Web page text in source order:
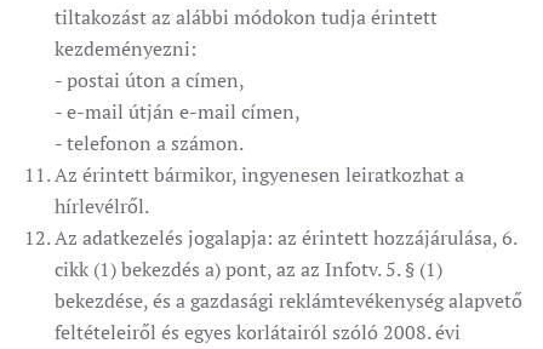
tiltakozást az alábbi módokon tudja érintett
kezdeményezni:
- postai úton a címen,
- e-mail útján e-mail címen,
- telefonon a számon.
Az érintett bármikor, ingyenesen leiratkozhat a
hírlevélről.
Az adatkezelés jogalapja: az érintett hozzájárulása, 6.
cikk (1) bekezdés a) pont, az az Infotv. 5. § (1)
bekezdése, és a gazdasági reklámtevékenység alapvető
feltételeiről és egyes korlátairól szóló 2008. évi